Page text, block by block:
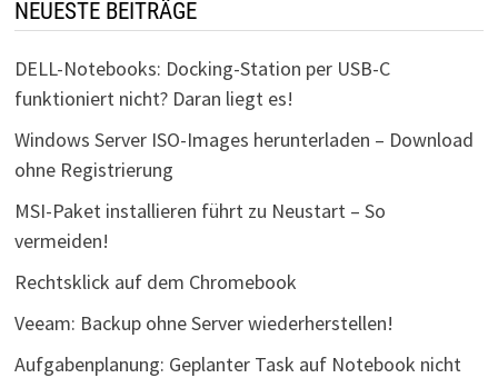
NEUESTE BEITRÄGE
DELL-Notebooks: Docking-Station per USB-C
funktioniert nicht? Daran liegt es!
Windows Server ISO-Images herunterladen – Download
ohne Registrierung
MSI-Paket installieren führt zu Neustart – So
vermeiden!
Rechtsklick auf dem Chromebook
Veeam: Backup ohne Server wiederherstellen!
Aufgabenplanung: Geplanter Task auf Notebook nicht